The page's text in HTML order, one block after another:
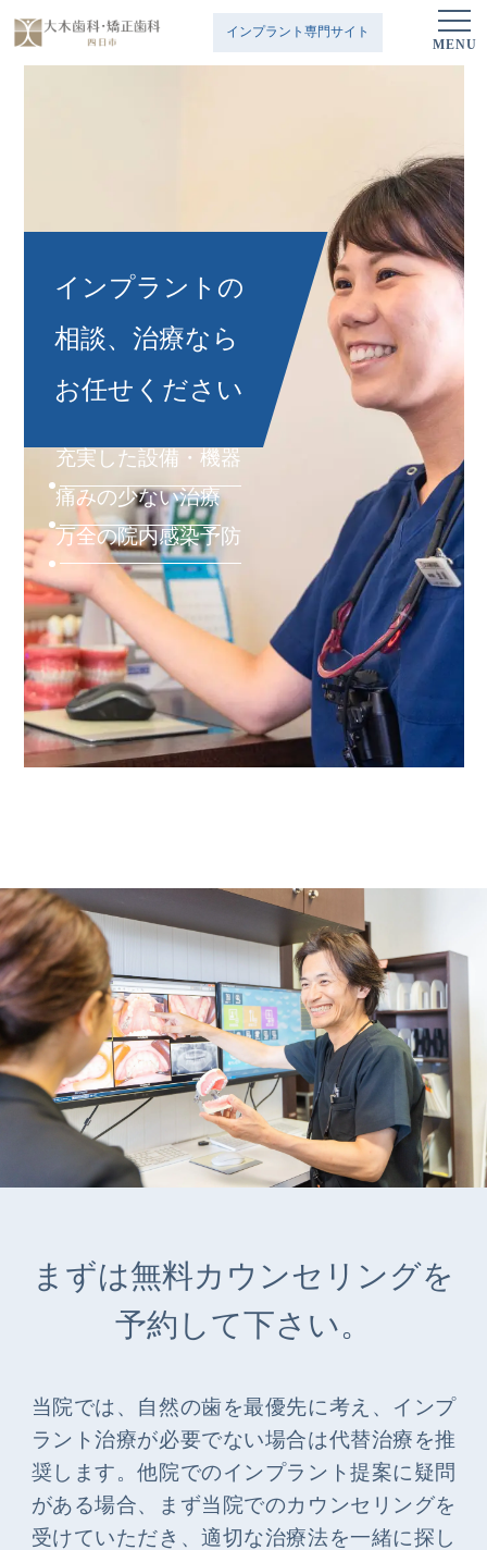
インプラント専門サイト
MENU
イ ンプラ ン ト の
相談、治療な ら
お任せ く ださ い
充実した設備・機器
痛みの少ない治療
万全の院内感染予防
まずは無料カウンセリングを
予約して下さい。
当院では、自然の歯を最優先に考え、インプ
ラント治療が必要でない場合は代替治療を推
奨します。他院でのインプラント提案に疑問
がある場合、まず当院でのカウンセリングを
受けていただき、適切な治療法を一緒に探し